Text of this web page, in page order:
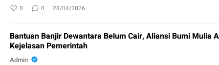
0 0 28/04/2026
Bantuan Banjir Dewantara Belum Cair, Aliansi Bumi Mulia
Kejelasan Pemerintah
Admin